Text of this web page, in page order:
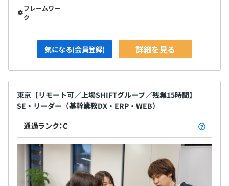
フレームワー
ク
気になる(会員登録) 詳細を見る
東京【リモート可／上場SHIFTグループ／残業15時間】
SE・リーダー（基幹業務DX・ERP・WEB）
通過ランク：C